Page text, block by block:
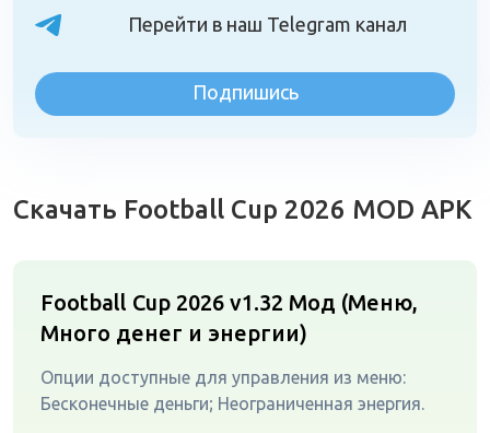
Перейти в наш Telegram канал
Подпишись
Скачать Football Cup 2026 MOD APK
Football Cup 2026 v1.32 Мод (Меню,
Много денег и энергии)
Опции доступные для управления из меню:
Бесконечные деньги; Неограниченная энергия.